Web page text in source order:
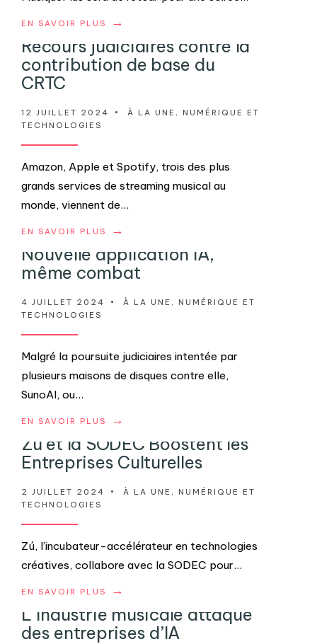
EN SAVOIR PLUS →
Recours judiciaires contre la
contribution de base du
CRTC
12 JUILLET 2024 • À LA UNE , NUMÉRIQUE ET
TECHNOLOGIES
Amazon, Apple et Spotify, trois des plus
grands services de streaming musical au
monde, viennent de...
EN SAVOIR PLUS →
Nouvelle application IA,
même combat
4 JUILLET 2024 • À LA UNE , NUMÉRIQUE ET
TECHNOLOGIES
Malgré la poursuite judiciaires intentée par
plusieurs maisons de disques contre elle,
SunoAI, ou...
EN SAVOIR PLUS →
Zú et la SODEC Boostent les
Entreprises Culturelles
2 JUILLET 2024 • À LA UNE , NUMÉRIQUE ET
TECHNOLOGIES
Zú, l’incubateur-accélérateur en technologies
créatives, collabore avec la SODEC pour...
EN SAVOIR PLUS →
L’industrie musicale attaque
des entreprises d’IA